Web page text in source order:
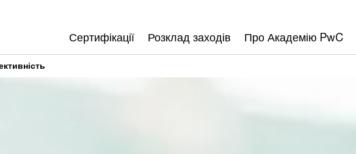
Сертифікації Розклад заходів Про Академію PwC